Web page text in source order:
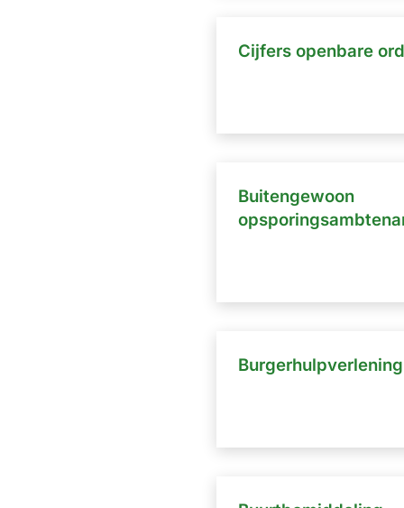
Cijfers openbare
Buitengewoon